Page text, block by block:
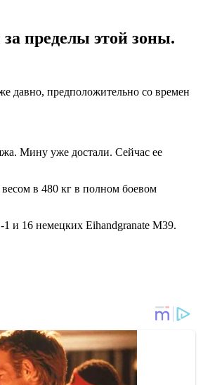
пределы этой зоны.
давно, предположительно со времен
Мину уже достали. Сейчас ее
в 480 кг в полном боевом
и 16 немецких Eihandgranate M39.